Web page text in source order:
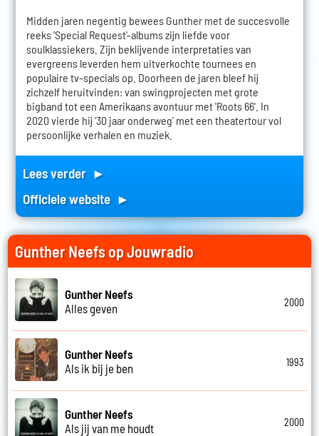
Midden jaren negentig bewees Gunther met de succesvolle
reeks 'Special Request'-albums zijn liefde voor
soulklassiekers. Zijn beklijvende interpretaties van
evergreens leverden hem uitverkochte tournees en
populaire tv-specials op. Doorheen de jaren bleef hij
zichzelf heruitvinden: van swingprojecten met grote
bigband tot een Amerikaans avontuur met 'Roots 66'. In
2020 vierde hij '30 jaar onderweg' met een theatertour vol
persoonlijke verhalen en muziek.
Lees verder ►
Officiele website ►
Gunther Neefs op Jouwradio
Gunther Neefs
Alles geven
2000
Gunther Neefs
Als ik bij je ben
1993
Gunther Neefs
Als jij van me houdt
2000